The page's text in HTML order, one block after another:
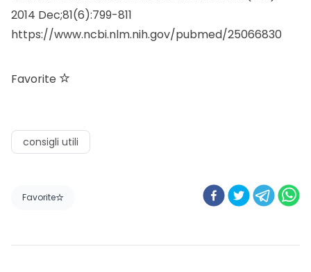
2014 Dec;81(6):799-811
https://www.ncbi.nlm.nih.gov/pubmed/25066830
Favorite
consigli utili
Favorite